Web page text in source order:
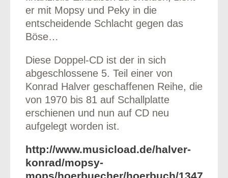
er mit Mopsy und Peky in die
entscheidende Schlacht gegen das
Böse…
Diese Doppel-CD ist der in sich
abgeschlossene 5. Teil einer von
Konrad Halver geschaffenen Reihe, die
von 1970 bis 81 auf Schallplatte
erschienen und nun auf CD neu
aufgelegt worden ist.
http://www.musicload.de/halver-
konrad/mopsy-
mops/hoerbuecher/hoerbuch/